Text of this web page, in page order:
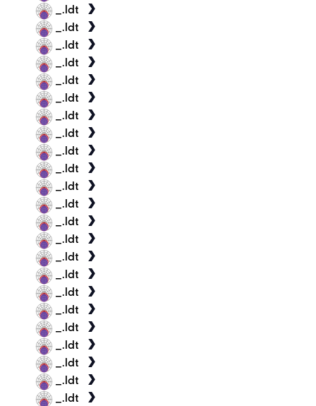
_.ldt
_.ldt
_.ldt
_.ldt
_.ldt
_.ldt
_.ldt
_.ldt
_.ldt
_.ldt
_.ldt
_.ldt
_.ldt
_.ldt
_.ldt
_.ldt
_.ldt
_.ldt
_.ldt
_.ldt
_.ldt
_.ldt
_.ldt